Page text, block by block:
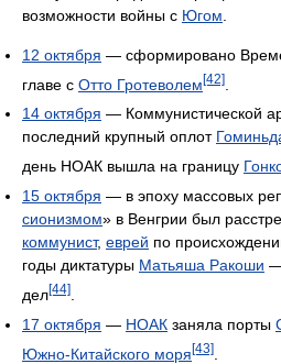
возможности войны с Югом
12 октября — сформировано
главе с Отто Гротеволем[42]
14 октября — Коммунистической
последний крупный оплот
день НОАК вышла на границу
15 октября — в эпоху массовых
сионизмом» в Венгрии был
коммунист, еврей по
годы диктатуры Матьяша Ракоши —
дел[44]
17 октября — НОАК заняла порты
Южно-Китайского моря[43]